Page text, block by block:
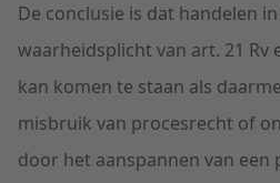
De conclusie is dat handelen
waarheidsplicht van art. 21
kan komen te staan als
misbruik van procesrecht of
door het aanspannen van een